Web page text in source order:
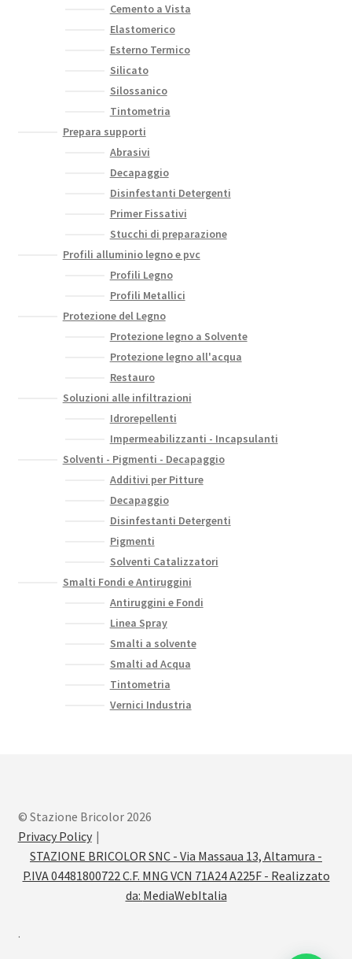
Cemento a Vista
Elastomerico
Esterno Termico
Silicato
Silossanico
Tintometria
Prepara supporti
Abrasivi
Decapaggio
Disinfestanti Detergenti
Primer Fissativi
Stucchi di preparazione
Profili alluminio legno e pvc
Profili Legno
Profili Metallici
Protezione del Legno
Protezione legno a Solvente
Protezione legno all'acqua
Restauro
Soluzioni alle infiltrazioni
Idrorepellenti
Impermeabilizzanti - Incapsulanti
Solventi - Pigmenti - Decapaggio
Additivi per Pitture
Decapaggio
Disinfestanti Detergenti
Pigmenti
Solventi Catalizzatori
Smalti Fondi e Antiruggini
Antiruggini e Fondi
Linea Spray
Smalti a solvente
Smalti ad Acqua
Tintometria
Vernici Industria
© Stazione Bricolor 2026
Privacy Policy
STAZIONE BRICOLOR SNC - Via Massaua 13, Altamura -
P.IVA 04481800722 C.F. MNG VCN 71A24 A225F - Realizzato
da: MediaWebItalia
.